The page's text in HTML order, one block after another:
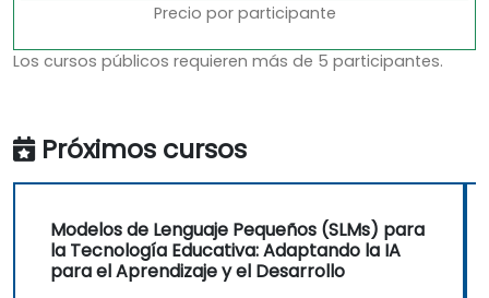
Precio por participante
Los cursos públicos requieren más de 5 participantes.
Próximos cursos
Modelos de Lenguaje Pequeños (SLMs) para
la Tecnología Educativa: Adaptando la IA
para el Aprendizaje y el Desarrollo